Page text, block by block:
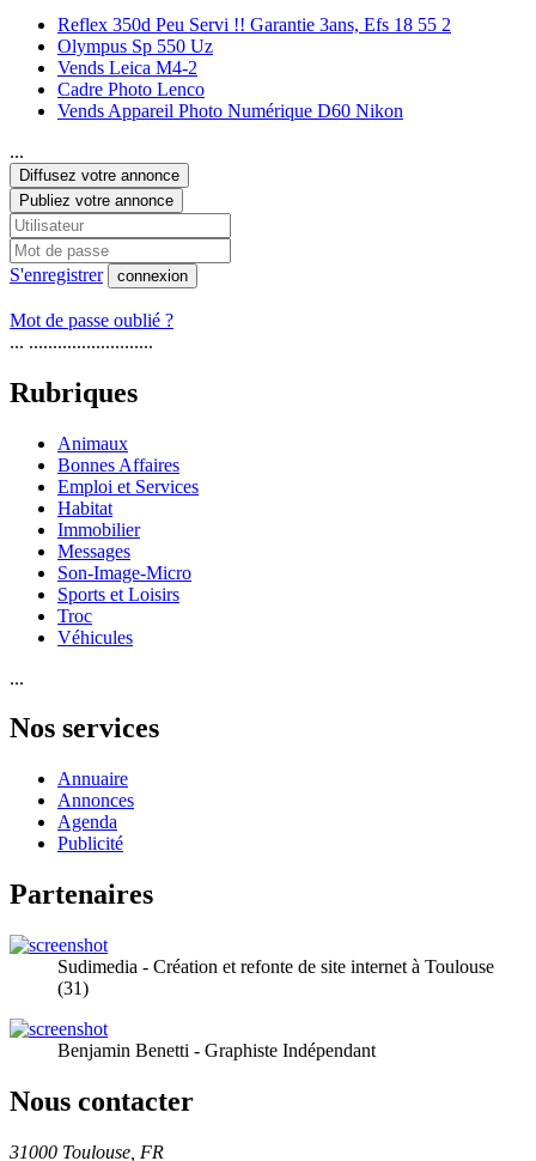
Reflex 350d Peu Servi !! Garantie 3ans, Efs 18 55 2
Olympus Sp 550 Uz
Vends Leica M4-2
Cadre Photo Lenco
Vends Appareil Photo Numérique D60 Nikon
...
Diffusez votre annonce
Publiez votre annonce
S'enregistrer connexion
Mot de passe oublié ?
... ..........................
Rubriques
Animaux
Bonnes Affaires
Emploi et Services
Habitat
Immobilier
Messages
Son-Image-Micro
Sports et Loisirs
Troc
Véhicules
...
Nos services
Annuaire
Annonces
Agenda
Publicité
Partenaires
Sudimedia - Création et refonte de site internet à Toulouse
(31)
Benjamin Benetti - Graphiste Indépendant
Nous contacter
31000 Toulouse, FR